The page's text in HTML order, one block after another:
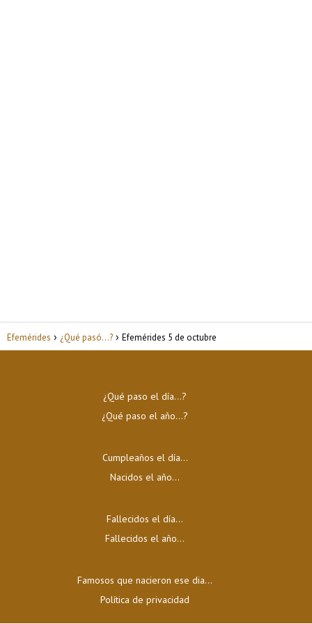
Efemérides ¿Qué pasó...? Efemérides 5 de octubre
¿Qué paso el día…?
¿Qué paso el año…?
Cumpleaños el día…
Nacidos el año…
Fallecidos el día…
Fallecidos el año…
Famosos que nacieron ese dia...
Política de privacidad